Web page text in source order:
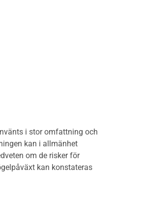
i stor omfattning och
kan i allmänhet
om de risker för
kan konstateras